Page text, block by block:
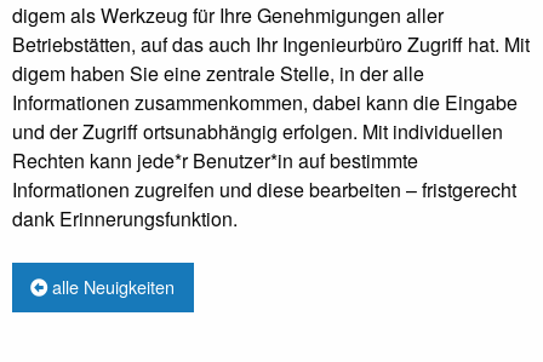
digem als Werkzeug für Ihre Genehmigungen aller
Betriebstätten, auf das auch Ihr Ingenieurbüro Zugriff hat. Mit
digem haben Sie eine zentrale Stelle, in der alle
Informationen zusammenkommen, dabei kann die Eingabe
und der Zugriff ortsunabhängig erfolgen. Mit individuellen
Rechten kann jede*r Benutzer*in auf bestimmte
Informationen zugreifen und diese bearbeiten – fristgerecht
dank Erinnerungsfunktion.
alle Neuigkeiten